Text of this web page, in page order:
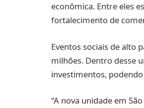
econômica. Entre eles
fortalecimento de
Eventos sociais de alto
milhões. Dentro desse
investimentos,
“A nova unidade em